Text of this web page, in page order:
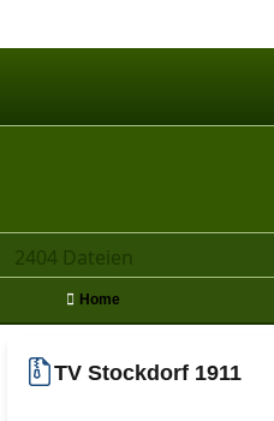
2404 Dateien
Home
TV Stockdorf 1911